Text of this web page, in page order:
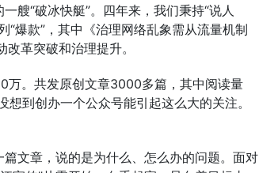
艘“破冰快艇”。四年来，我们秉持“说人
爆款”，其中《治理网络乱象需从流量机制
革突破和治理提升。
万。共发原创文章3000多篇，其中阅读量
到创办一个公众号能引起这么大的关注。
文章，说的是为什么、怎么办的问题。面对